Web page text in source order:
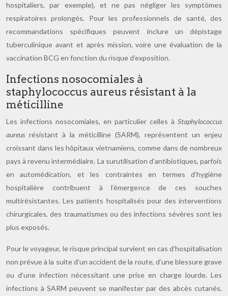
hospitaliers, par exemple), et ne pas négliger les symptômes
respiratoires prolongés. Pour les professionnels de santé, des
recommandations spécifiques peuvent inclure un dépistage
tuberculinique avant et après mission, voire une évaluation de la
vaccination BCG en fonction du risque d’exposition.
Infections nosocomiales à
staphylococcus aureus résistant à la
méticilline
Les infections nosocomiales, en particulier celles à Staphylococcus
aureus résistant à la méticilline (SARM), représentent un enjeu
croissant dans les hôpitaux vietnamiens, comme dans de nombreux
pays à revenu intermédiaire. La surutilisation d’antibiotiques, parfois
en automédication, et les contraintes en termes d’hygiène
hospitalière contribuent à l’émergence de ces souches
multirésistantes. Les patients hospitalisés pour des interventions
chirurgicales, des traumatismes ou des infections sévères sont les
plus exposés.
Pour le voyageur, le risque principal survient en cas d’hospitalisation
non prévue à la suite d’un accident de la route, d’une blessure grave
ou d’une infection nécessitant une prise en charge lourde. Les
infections à SARM peuvent se manifester par des abcès cutanés,